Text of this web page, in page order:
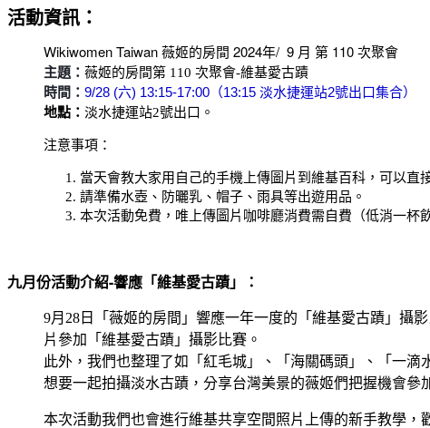
活動資訊：
Wikiwomen Taiwan 薇姬的房間 2024年/ 9 月 第 110 次聚會
主題： 薇姬的房間第 110 次聚會-維基愛古蹟
時間： 9/28 (六) 13:15-17:00（13:15 淡水捷運站2號出口集合）
地點： 淡水捷運站2號出口。
注意事項：
當天會教大家用自己的手機上傳圖片到維基百科，可以直
請準備水壺、防曬乳、帽子、雨具等出遊用品。
本次活動免費，唯上傳圖片咖啡廳消費需自費（低消一杯
九月份活動介紹-響應「維基愛古蹟」 ：
9月28日「薇姬的房間」響應一年一度的「維基愛古蹟」攝
片參加「維基愛古蹟」攝影比賽。
此外，我們也整理了如「紅毛城」、「海關碼頭」、「一
想要一起拍攝淡水古蹟，分享台灣美景的薇姬們把握機會參
本次活動我們也會進行維基共享空間照片上傳的新手教學，